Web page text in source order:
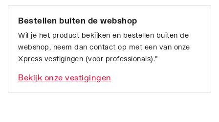
Bestellen buiten de webshop
Wil je het product bekijken en bestellen buiten de
webshop, neem dan contact op met een van onze
Xpress vestigingen (voor professionals).”
Bekijk onze vestigingen